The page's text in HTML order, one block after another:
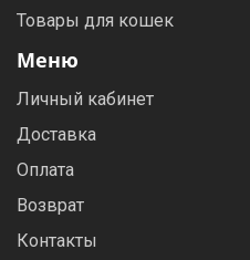
Товары для кошек
Меню
Личный кабинет
Доставка
Оплата
Возврат
Контакты